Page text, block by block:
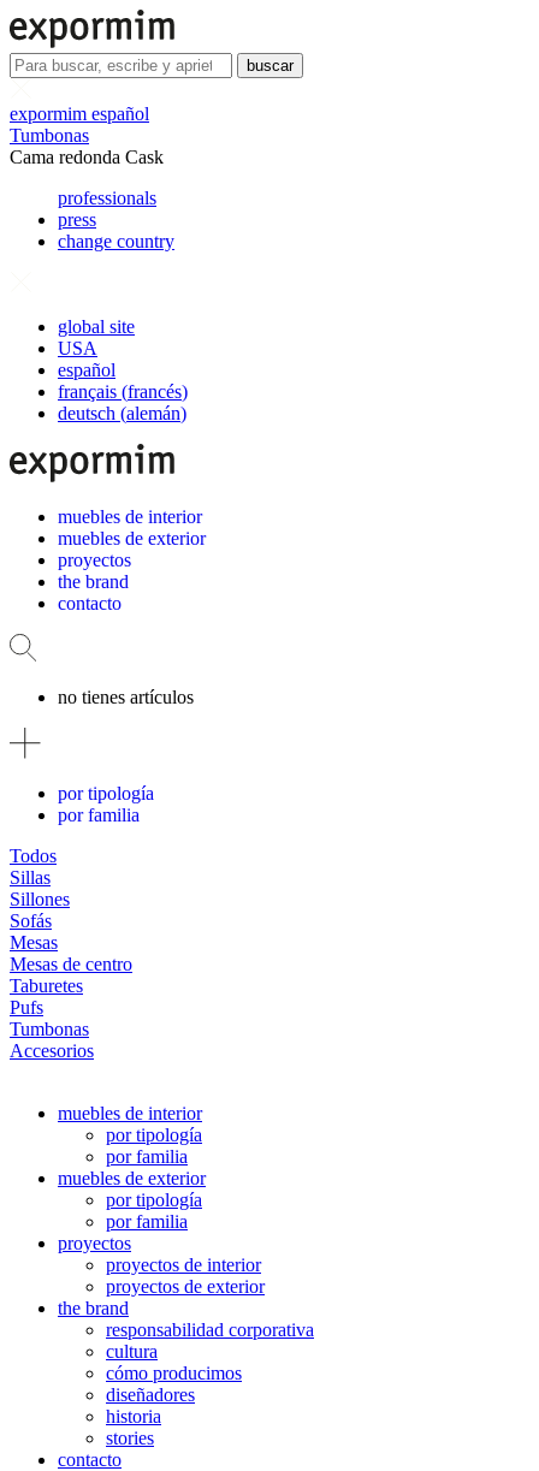
buscar
expormim español
Tumbonas
Cama redonda Cask
professionals
press
change country
global site
USA
español
français (francés)
deutsch (alemán)
muebles de interior
muebles de exterior
proyectos
the brand
contacto
no tienes artículos
por tipología
por familia
Todos
Sillas
Sillones
Sofás
Mesas
Mesas de centro
Taburetes
Pufs
Tumbonas
Accesorios
muebles de interior
por tipología
por familia
muebles de exterior
por tipología
por familia
proyectos
proyectos de interior
proyectos de exterior
the brand
responsabilidad corporativa
cultura
cómo producimos
diseñadores
historia
stories
contacto